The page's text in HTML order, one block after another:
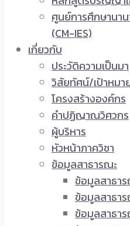
ศูนย์การศึกษานา
(CM-IES)
เกี่ยวกับ
ประวัติความเป็นมา
วิสัยทัศน์/เป้าหม
โครงสร้างองค์กร
คำปฏิญาณวิศวกร
ผู้บริหาร
หัวหน้าภาควิชา
ข้อมูลสาธารณะ
ข้อมูลสาธา
ข้อมูลสาธา
ข้อมูลสาธา